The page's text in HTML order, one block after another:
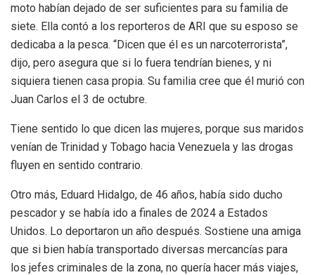
moto habían dejado de ser suficientes para su familia de
siete. Ella contó a los reporteros de ARI que su esposo se
dedicaba a la pesca. “Dicen que él es un narcoterrorista”,
dijo, pero asegura que si lo fuera tendrían bienes, y ni
siquiera tienen casa propia. Su familia cree que él murió con
Juan Carlos el 3 de octubre.
Tiene sentido lo que dicen las mujeres, porque sus maridos
venían de Trinidad y Tobago hacia Venezuela y las drogas
fluyen en sentido contrario.
Otro más, Eduard Hidalgo, de 46 años, había sido ducho
pescador y se había ido a finales de 2024 a Estados
Unidos. Lo deportaron un año después. Sostiene una amiga
que si bien había transportado diversas mercancías para
los jefes criminales de la zona, no quería hacer más viajes,